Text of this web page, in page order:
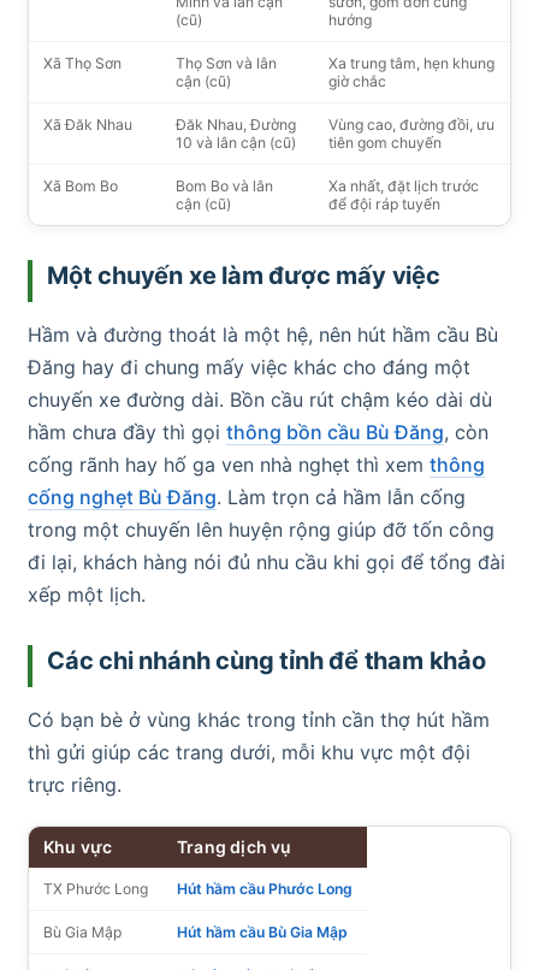
(cũ)
hướng
Xã Thọ Sơn
Thọ Sơn và lân
cận (cũ)
Xa trung tâm, hẹn khung
giờ chắc
Xã Đăk Nhau
Đăk Nhau, Đường
10 và lân cận (cũ)
Vùng cao, đường đồi, ưu
tiên gom chuyến
Xã Bom Bo
Bom Bo và lân
cận (cũ)
Xa nhất, đặt lịch trước
để đội ráp tuyến
Một chuyến xe làm được mấy việc
Hầm và đường thoát là một hệ, nên hút hầm cầu Bù
Đăng hay đi chung mấy việc khác cho đáng một
chuyến xe đường dài. Bồn cầu rút chậm kéo dài dù
hầm chưa đầy thì gọi thông bồn cầu Bù Đăng, còn
cống rãnh hay hố ga ven nhà nghẹt thì xem thông
cống nghẹt Bù Đăng. Làm trọn cả hầm lẫn cống
trong một chuyến lên huyện rộng giúp đỡ tốn công
đi lại, khách hàng nói đủ nhu cầu khi gọi để tổng đài
xếp một lịch.
Các chi nhánh cùng tỉnh để tham khảo
Có bạn bè ở vùng khác trong tỉnh cần thợ hút hầm
thì gửi giúp các trang dưới, mỗi khu vực một đội
trực riêng.
Khu vực Trang dịch vụ
TX Phước Long Hút hầm cầu Phước Long
Bù Gia Mập Hút hầm cầu Bù Gia Mập